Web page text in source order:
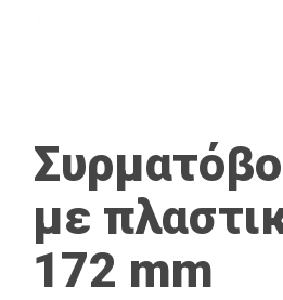
με
172 mm